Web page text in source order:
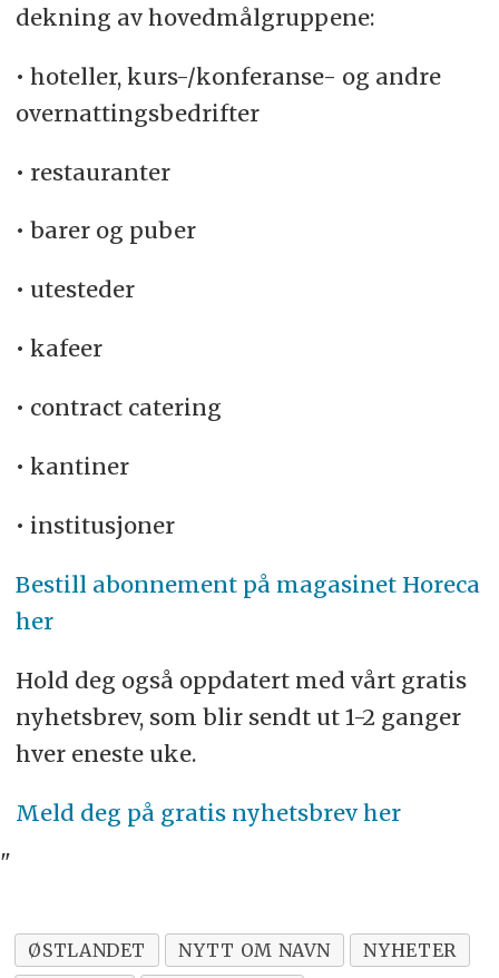
dekning av hovedmålgruppene:
• hoteller, kurs-/konferanse- og andre
overnattingsbedrifter
• restauranter
• barer og puber
• utesteder
• kafeer
• contract catering
• kantiner
• institusjoner
Bestill abonnement på magasinet Horeca
her
Hold deg også oppdatert med vårt gratis
nyhetsbrev, som blir sendt ut 1-2 ganger
hver eneste uke.
Meld deg på gratis nyhetsbrev her
"
ØSTLANDET NYTT OM NAVN
NYHETER